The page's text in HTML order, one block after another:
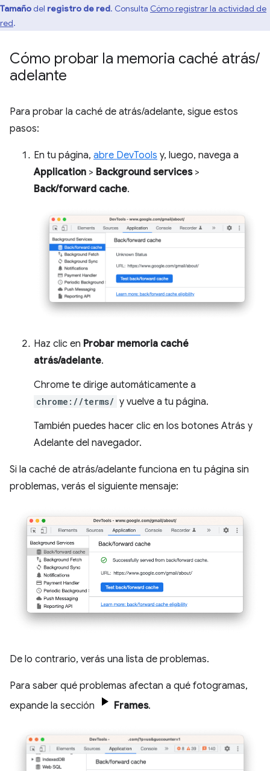
Tamañodel registro de red. Consulta Cómo registrar la actividad de
red.
Cómo probar la memoria caché atrás/
adelante
Para probar la caché de atrás/adelante, sigue estos
pasos:
En tu página, abre DevTools y, luego, navega a
Application > Background services>
Back/forward cache.
Haz clic en Probar memoria caché
atrás/adelante.
Chrome te dirige automáticamente a
chrome://terms/ y vuelve a tu página.
También puedes hacer clic en los botones Atrás y
Adelante del navegador.
Si la caché de atrás/adelante funciona en tu página sin
problemas, verás el siguiente mensaje:
De lo contrario, verás una lista de problemas.
Para saber qué problemas afectan a qué fotogramas,
expande la sección
Frames.